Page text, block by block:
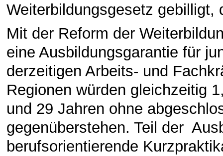
Weiterbildungsgesetz
Mit der Reform der
eine Ausbildungsgarantie für
derzeitigen Arbeits- und
Regionen würden gleichzeitig
und 29 Jahren ohne
gegenüberstehen. Teil der
berufsorientierende